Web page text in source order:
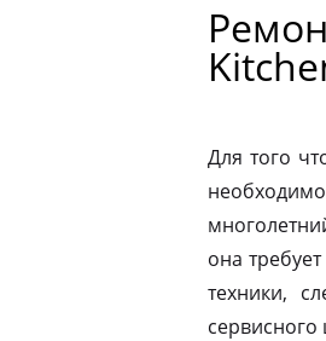
Для того
она
техники,
сервисного